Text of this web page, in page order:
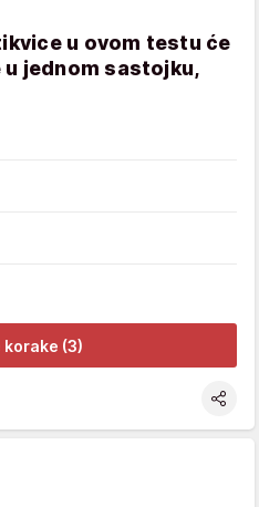
u ovom testu će
jednom sastojku,
korake (3)